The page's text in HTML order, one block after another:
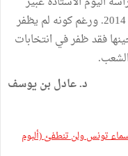
موسي و تقدّم للانتخابات التشريعية لسنة 2014. ورغم كونه لم يظفر
فقد ظفر في انتخابات
د. عادل بن يوسف
تونس ولن تنطفئ (ألبوم